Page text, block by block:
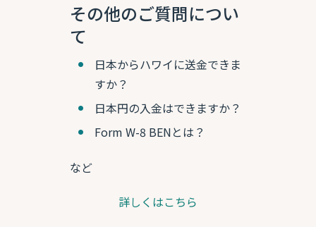
その他のご質問につい
て
日本からハワイに送金できま
すか？
日本円の入金はできますか？
Form W-8 BENとは？
など
詳しくはこちら